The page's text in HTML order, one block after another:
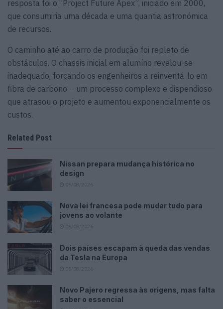
resposta foi o “Project Future Apex”, iniciado em 2000,
que consumiria uma década e uma quantia astronómica
de recursos.
O caminho até ao carro de produção foi repleto de
obstáculos. O chassis inicial em alumíno revelou-se
inadequado, forçando os engenheiros a reinventá-lo em
fibra de carbono – um processo complexo e dispendioso
que atrasou o projeto e aumentou exponencialmente os
custos.
Related Post
Nissan prepara mudança histórica no
design
Nova lei francesa pode mudar tudo para
jovens ao volante
Dois países escapam à queda das vendas
da Tesla na Europa
Novo Pajero regressa às origens, mas falta
saber o essencial